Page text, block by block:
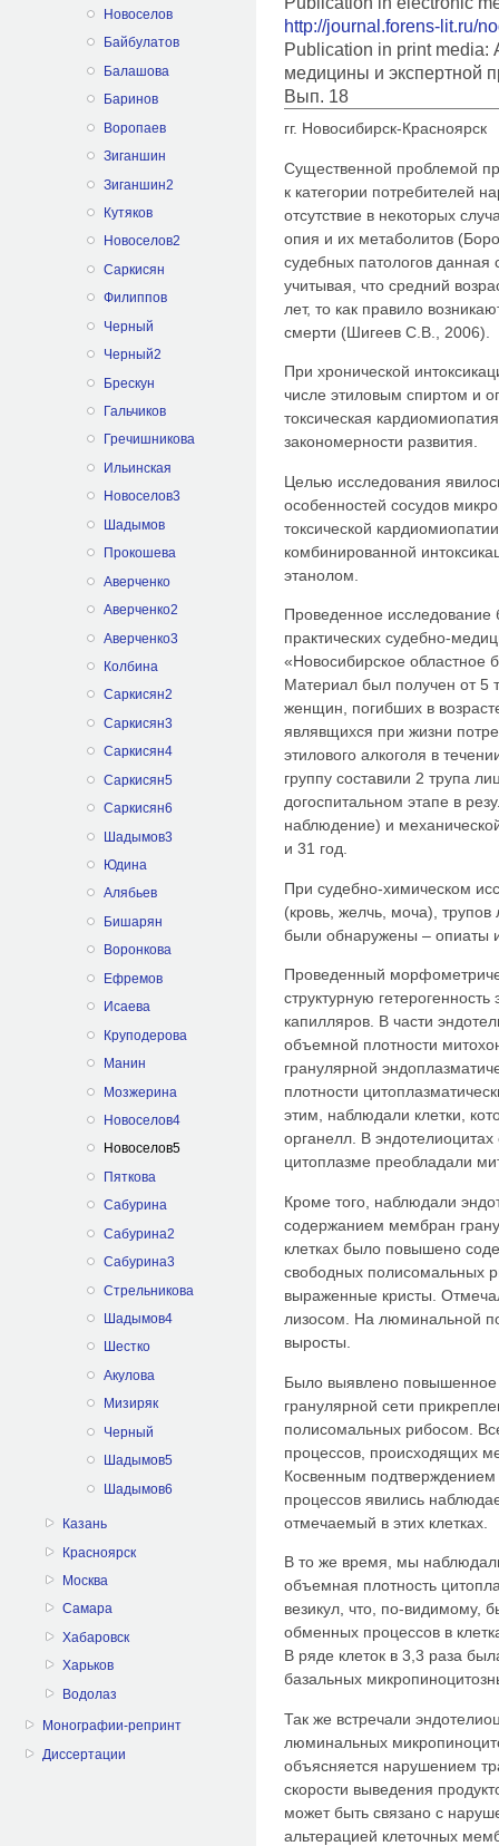
Новоселов
Байбулатов
Балашова
Баринов
Воропаев
Зиганшин
Зиганшин2
Кутяков
Новоселов2
Саркисян
Филиппов
Черный
Черный2
Брескун
Гальчиков
Гречишникова
Ильинская
Новоселов3
Шадымов
Прокошева
Аверченко
Аверченко2
Аверченко3
Колбина
Саркисян2
Саркисян3
Саркисян4
Саркисян5
Саркисян6
Шадымов3
Юдина
Алябьев
Бишарян
Воронкова
Ефремов
Исаева
Круподерова
Манин
Мозжерина
Новоселов4
Новоселов5
Пяткова
Сабурина
Сабурина2
Сабурина3
Стрельникова
Шадымов4
Шестко
Акулова
Мизиряк
Черный
Шадымов5
Шадымов6
Казань
Красноярск
Москва
Самара
Хабаровск
Харьков
Водолаз
Монографии-репринт
Диссертации
http://journal.forens-lit.ru/
Publication in print media:
медицины и экспертной
Вып. 18
гг. Новосибирск-Красноярск
Существенной проблемой
к категории потребителей
отсутствие в некоторых
опия и их метаболитов
судебных патологов данная
учитывая, что средний
лет, то как правило
смерти (Шигеев С.В., 2006).
При хронической
числе этиловым спиртом и
токсическая
закономерности развития.
Целью исследования
особенностей сосудов
токсической
комбинированной
этанолом.
Проведенное
практических судебно-
«Новосибирское областное
Материал был получен от 5
женщин, погибших в
являвщихся при жизни
этилового алкоголя в
группу составили 2 трупа
догоспитальном этапе в
наблюдение) и
и 31 год.
При судебно-химическом
(кровь, желчь, моча),
были обнаружены – опиаты
Проведенный
структурную
капилляров. В части
объемной плотности
гранулярной
плотности
этим, наблюдали клетки,
органелл. В
цитоплазме преобладали
Кроме того, наблюдали
содержанием мембран
клетках было повышено
свободных полисомальных
выраженные кристы.
лизосом. На люминальной
выросты.
Было выявлено
гранулярной сети
полисомальных рибосом.
процессов, происходящих
Косвенным
процессов явились
отмечаемый в этих клетках.
В то же время, мы
объемная плотность
везикул, что, по-видимому,
обменных процессов в
В ряде клеток в 3,3 раза
базальных
Так же встречали
люминальных
объясняется нарушением
скорости выведения
может быть связано с
альтерацией клеточных